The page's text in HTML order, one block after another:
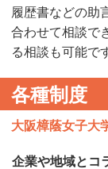
履歴書などの助
合わせて相談で
る相談も可能で
各種制度
大阪樟蔭女子大
企業や地域とコ